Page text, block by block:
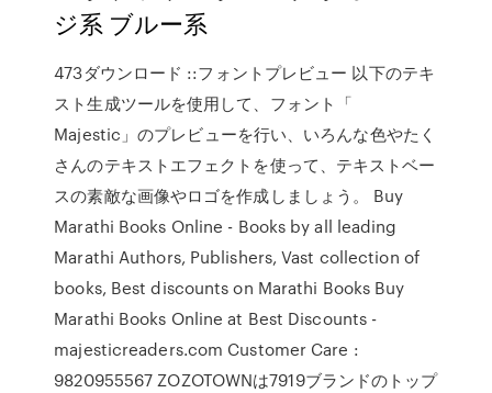
ジ系 ブルー系
473ダウンロード ::フォントプレビュー 以下のテキ
スト生成ツールを使用して、フォント「
Majestic」のプレビューを行い、いろんな色やたく
さんのテキストエフェクトを使って、テキストベー
スの素敵な画像やロゴを作成しましょう。 Buy
Marathi Books Online - Books by all leading
Marathi Authors, Publishers, Vast collection of
books, Best discounts on Marathi Books Buy
Marathi Books Online at Best Discounts -
majesticreaders.com Customer Care :
9820955567 ZOZOTOWNは7919ブランドのトップ